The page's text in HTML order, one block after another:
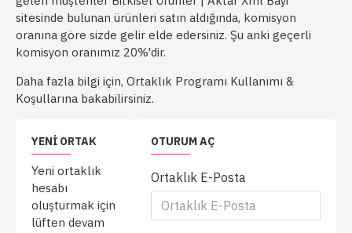
sitesinde bulunan ürünleri satın aldığında, komisyon
oranına göre sizde gelir elde edersiniz. Şu anki geçerli
komisyon oranımız 20%'dir.
Daha fazla bilgi için, Ortaklık Programı Kullanımı &
Koşullarına bakabilirsiniz.
YENI ORTAK
Yeni ortaklık
hesabı
oluşturmak için
lüften devam
OTURUM AÇ
Ortaklık E-Posta